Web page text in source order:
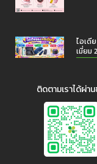
ไอเดี
เมี่ยม
ติดตามเราได้ผ่า